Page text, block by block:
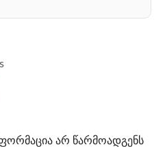
არ წარმოადგენს